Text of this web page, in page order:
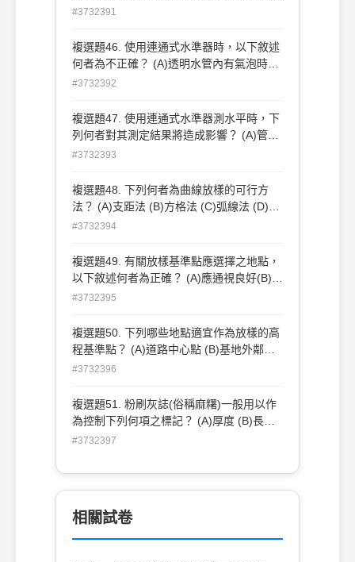
將垂球之垂線縮短以減少受風擺動 (C)將垂
可使垂球接觸地面以免垂球擺動 。
#3732391
複選題46. 使用連通式水準器時，以下敘述
何者為不正確？ (A)透明水管內有氣泡時，
並不影響其準確度 (B)透明水管內可填充有
磚塊壓住水管以固定位置 (D)單人操作連通
式水準器時，可將一端固定於牆面 。
#3732392
複選題47. 使用連通式水準器測水平時，下
列何者對其測定結果將造成影響？ (A)管內
有氣泡 (B)管內盛水量較多 (C)管內堵塞
#3732393
複選題48. 下列何者為曲線放樣的可行方
法？ (A)支距法 (B)方格法 (C)弧線法 (D)透
視法 。
#3732394
複選題49. 有關放樣基準點應選擇之地點，
以下敘述何者為正確？ (A)應通視良好(B)應
不易變動 (C)應位於施工整地範圍內 (D)應
#3732395
複選題50. 下列哪些地點適宜作為放樣的高
程基準點？ (A)道路中心點 (B)基地外鄰近
屋角 (C)整地範圍之中心點 (D)鄰近水池水
#3732396
複選題51. 粉刷灰誌(俗稱麻糬)一般用以作
為控制下列何項之標記？ (A)厚度 (B)長度
(C)平直度 (D)粗糙度 。
#3732397
相關試卷